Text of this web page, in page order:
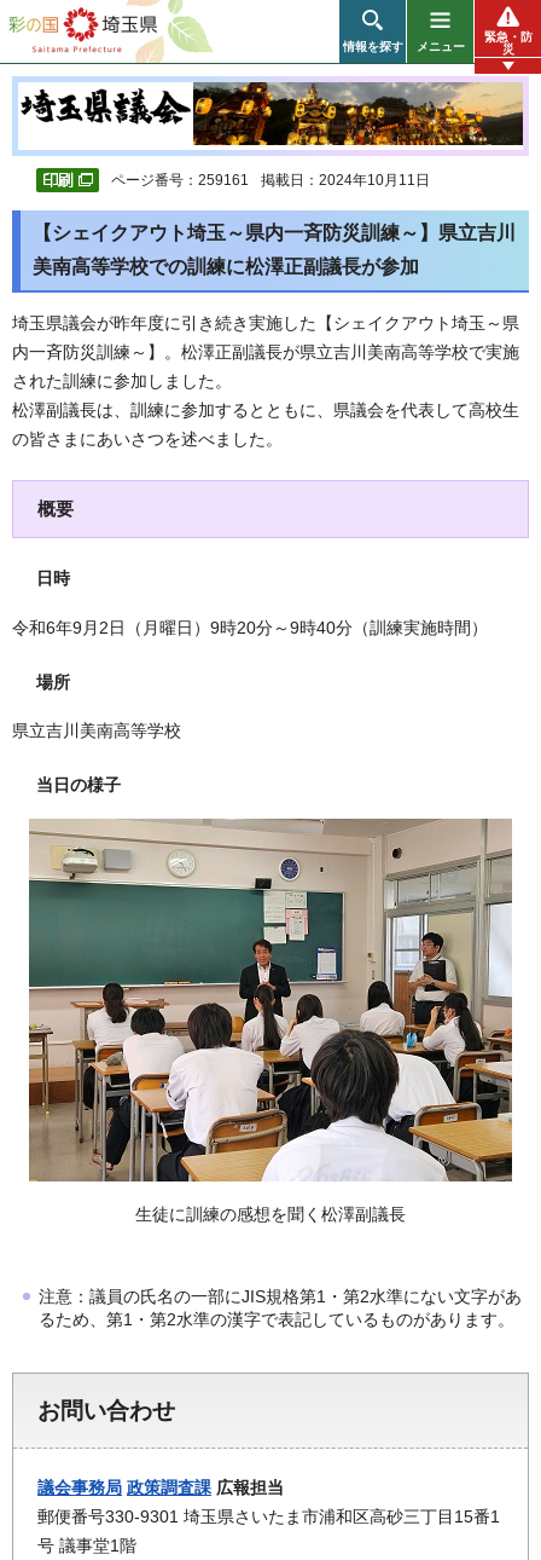
彩の国 埼玉県
情報を探す メニュー
緊急・防
災
ページ番号：259161 掲載日：2024年10月11日
【シェイクアウト埼玉～県内一斉防災訓練～】県立吉川
美南高等学校での訓練に松澤正副議長が参加
埼玉県議会が昨年度に引き続き実施した【シェイクアウト埼玉～県
内一斉防災訓練～】。松澤正副議長が県立吉川美南高等学校で実施
された訓練に参加しました。
松澤副議長は、訓練に参加するとともに、県議会を代表して高校生
の皆さまにあいさつを述べました。
概要
日時
令和6年9月2日（月曜日）9時20分～9時40分（訓練実施時間）
場所
県立吉川美南高等学校
当日の様子
生徒に訓練の感想を聞く松澤副議長
注意：議員の氏名の一部にJIS規格第1・第2水準にない文字があ
るため、第1・第2水準の漢字で表記しているものがあります。
お問い合わせ
議会事務局 政策調査課 広報担当
郵便番号330-9301 埼玉県さいたま市浦和区高砂三丁目15番1
号 議事堂1階